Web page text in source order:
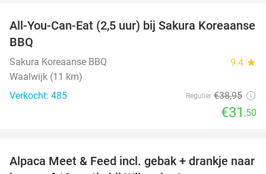
19%
All-You-Can-Eat (2,5 uur) bij Sakura Koreaanse
BBQ
Sakura Koreaanse BBQ 9.4 star
Waalwijk (11 km)
Verkocht: 485
Regulier €38,95
€31 ,50
43%
Alpaca Meet & Feed incl. gebak + drankje naar